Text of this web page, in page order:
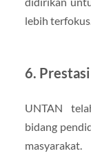
lebih terfokus.
6.
UNTAN
bidang
masyarakat.